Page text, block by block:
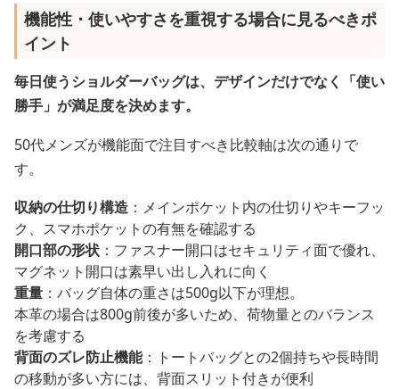
機能性・使いやすさを重視する場合に見るべきポ
イント
毎日使うショルダーバッグは、デザインだけでなく「使い
勝手」が満足度を決めます。
50代メンズが機能面で注目すべき比較軸は次の通りで
す。
収納の仕切り構造 ：メインポケット内の仕切りやキーフッ
ク、スマホポケットの有無を確認する
開口部の形状 ：ファスナー開口はセキュリティ面で優れ、
マグネット開口は素早い出し入れに向く
重量 ：バッグ自体の重さは500g以下が理想。
本革の場合は800g前後が多いため、荷物量とのバランス
を考慮する
背面のズレ防止機能：トートバッグとの2個持ちや長時間
の移動が多い方には、背面スリット付きが便利